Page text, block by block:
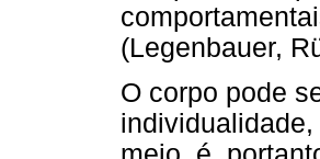
(Legenbauer,
O corpo pode